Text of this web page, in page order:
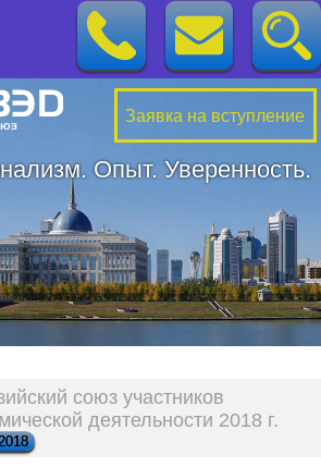
Опыт. Уверенность.
Заявка на вступление
союз участников
деятельности 2018 г.